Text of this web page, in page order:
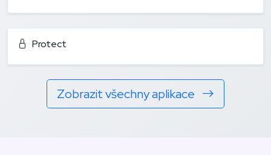
Protect
Zobrazit všechny aplikace